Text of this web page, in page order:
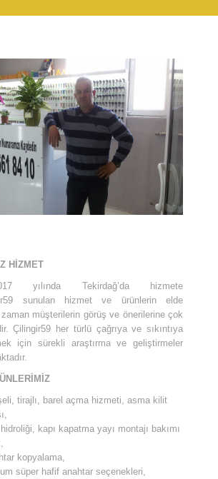
HİZMET
yılında Tekirdağ’da hizmete
sunulan hizmet ve ürünlerin elde
müşterilerin görüş ve önerilerine çok
Çilingir59 her türlü çağrıya ve sıkıntıya
için sürekli araştırma ve geliştirmeler
tirajlı, barel açma hizmeti, asma kilit
kapı kapatma yayı montajı bakımı
kopyalama,
süper hafif anahtar seçenekleri,